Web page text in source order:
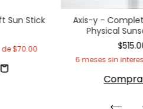
Sun Stick
de$70.00
Axis-y -
Physical
6 meses sin